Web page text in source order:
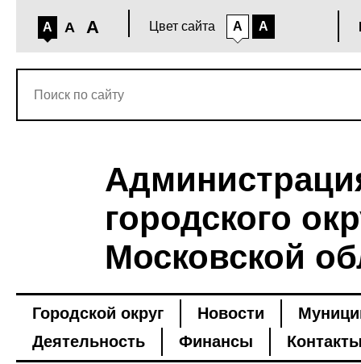
A A A Цвет сайта A A
городского
Московской
Городской округ Новости
Деятельность
Финансы